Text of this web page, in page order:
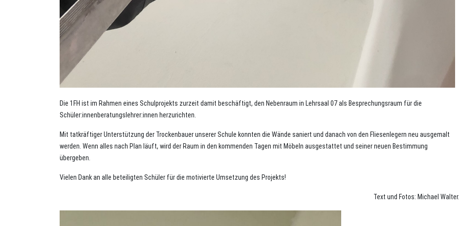
Die 1FH ist im Rahmen eines Schulprojekts zurzeit damit beschäftigt, den Nebenraum in Lehrsaal 07 als Besprechungsraum für die
Schüler:innenberatungslehrer:innen herzurichten.
Mit tatkräftiger Unterstützung der Trockenbauer unserer Schule konnten die Wände saniert und danach von den Fliesenlegern neu ausgemalt
werden. Wenn alles nach Plan läuft, wird der Raum in den kommenden Tagen mit Möbeln ausgestattet und seiner neuen Bestimmung
übergeben.
Vielen Dank an alle beteiligten Schüler für die motivierte Umsetzung des Projekts!
Text und Fotos: Michael Walter.